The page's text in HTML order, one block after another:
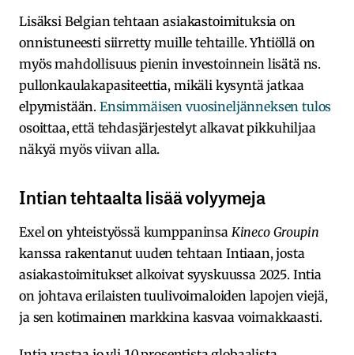
Lisäksi Belgian tehtaan asiakastoimituksia on
onnistuneesti siirretty muille tehtaille. Yhtiöllä on
myös mahdollisuus pienin investoinnein lisätä ns.
pullonkaulakapasiteettia, mikäli kysyntä jatkaa
elpymistään. Ensimmäisen vuosineljänneksen tulos
osoittaa, että tehdasjärjestelyt alkavat pikkuhiljaa
näkyä myös viivan alla.
Intian tehtaalta lisää volyymeja
Exel on yhteistyössä kumppaninsa Kineco Groupin
kanssa rakentanut uuden tehtaan Intiaan, josta
asiakastoimitukset alkoivat syyskuussa 2025. Intia
on johtava erilaisten tuulivoimaloiden lapojen viejä,
ja sen kotimainen markkina kasvaa voimakkaasti.